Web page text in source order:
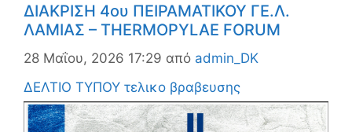
ΔΙΑΚΡΙΣΗ 4ου ΠΕΙΡΑΜΑΤΙΚΟΥ ΓΕ.Λ.
ΛΑΜΙΑΣ – THERMOPYLAE FORUM
28 Μαΐου, 2026 17:29 από admin_DK
ΔΕΛΤΙΟ ΤΥΠΟΥ τελικο βραβευσης